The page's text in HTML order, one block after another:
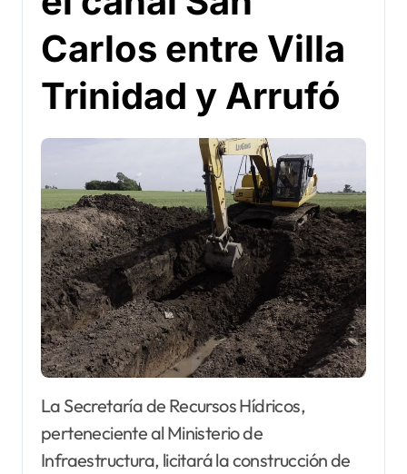
Carlos entre Villa
Trinidad y Arrufó
La Secretaría de Recursos Hídricos,
perteneciente al Ministerio de
Infraestructura, licitará la construcción de